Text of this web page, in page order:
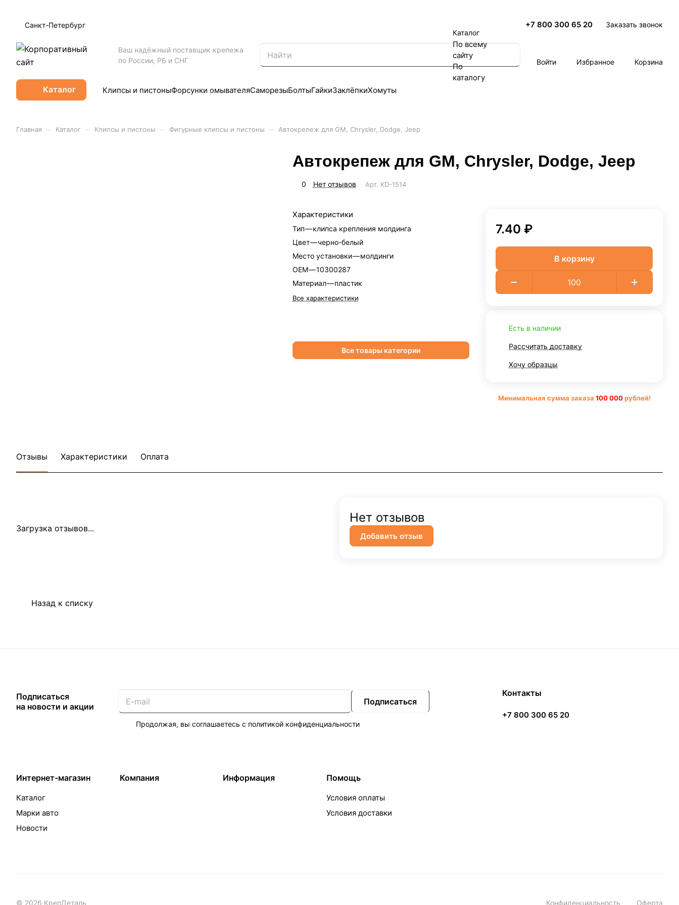
Санкт-Петербург +7 800 300 65 20 Заказать звонок
Ваш надёжный поставщик крепежа
по России, РБ и СНГ
Каталог
По всему
сайту
По
каталогу
Войти Избранное Корзина
Каталог Клипсы и пистоныФорсунки омывателяСаморезыБолтыГайкиЗаклёпкиХомуты
Главная Каталог Клипсы и пистоны Фигурные клипсы и пистоны Автокрепеж для GM, Chrysler, Dodge, Jeep
Автокрепеж для GM, Chrysler, Dodge, Jeep
0 Нет отзывов Арт. KD-1514
Характеристики
Тип—клипса крепления молдинга
Цвет—черно-белый
Место установки—молдинги
OEM—10300287
Материал—пластик
Все характеристики
Все товары категории
7.40 ₽
В корзину
Есть в наличии
Рассчитать доставку
Хочу образцы
Минимальная сумма заказа 100 000рублей!
Отзывы Характеристики Оплата
Загрузка отзывов...
Нет отзывов
Добавить отзыв
Назад к списку
Подписаться
на новости и акции
Подписаться
Продолжая, вы соглашаетесь с политикой конфиденциальности
Интернет-магазин
Каталог
Марки авто
Новости
Компания Информация Помощь
Условия оплаты
Условия доставки
Контакты
+7 800 300 65 20
© 2026 КрепДеталь Конфиденциальность Оферта